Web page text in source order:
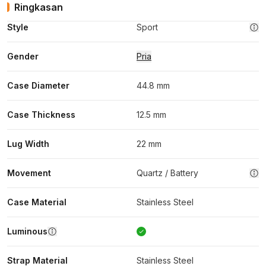
Ringkasan
Style Sport
Gender Pria
Case Diameter 44.8 mm
Case Thickness 12.5 mm
Lug Width 22 mm
Movement Quartz / Battery
Case Material Stainless Steel
Luminous
Strap Material Stainless Steel